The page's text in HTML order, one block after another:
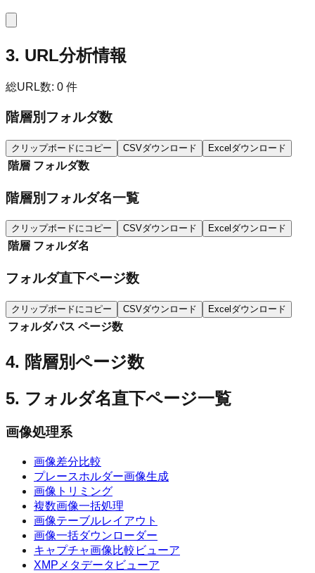
3. URL分析情報
総URL数: 0 件
階層別フォルダ数
クリップボードにコピー CSVダウンロード Excelダウンロード
階層 フォルダ数
階層別フォルダ名一覧
クリップボードにコピー CSVダウンロード Excelダウンロード
階層 フォルダ名
フォルダ直下ページ数
クリップボードにコピー CSVダウンロード Excelダウンロード
フォルダパス ページ数
4. 階層別ページ数
5. フォルダ名直下ページ一覧
画像処理系
画像差分比較
プレースホルダー画像生成
画像トリミング
複数画像一括処理
画像テーブルレイアウト
画像一括ダウンローダー
キャプチャ画像比較ビューア
XMPメタデータビューア